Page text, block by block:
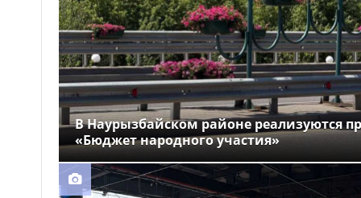
предупредили о перекрытиях
дорог 9 августа
17:42
Прямой эфир в TikTok
закончился штрафом для
жительницы Семея
17:32
Рост цен на социально
значимые продукты в
Казахстане замедлился
почти в четыре раза
В Наурызбайском районе реализуются
«Бюджет народного участия»